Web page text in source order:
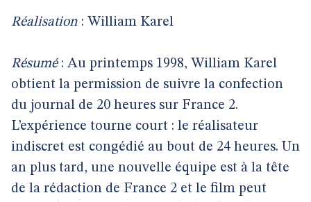
Réalisation : William Karel
Résumé: Au printemps 1998, William Karel
obtient la permission de suivre la confection
du journal de 20 heures sur France 2.
L’expérience tourne court : le réalisateur
indiscret est congédié au bout de 24 heures. Un
an plus tard, une nouvelle équipe est à la tête
de la rédaction de France 2 et le film peut